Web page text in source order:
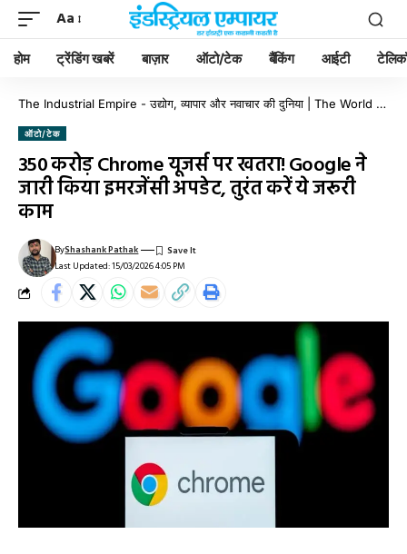
Aa
होम ट्रेंडिंग खबरें बाज़ार ऑटो/टेक बैंकिंग आईटी
The Industrial Empire - उद्योग, व्यापार और नवाचार की दुनिया | The World of Industry, Business & Innovation
ऑटो/टेक
350 करोड़ Chrome यूजर्स पर खतरा! Google ने
जारी किया इमरजेंसी अपडेट, तुरंत करें ये जरूरी
काम
Last Updated: 15/03/2026 4:05 PM
ByShashank Pathak